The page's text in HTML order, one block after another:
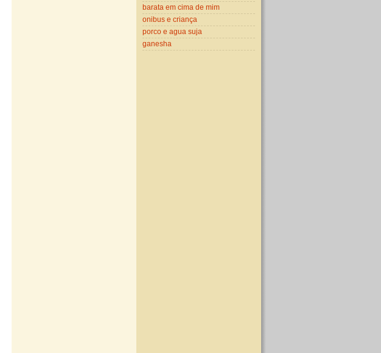
barata em cima de mim
onibus e criança
porco e agua suja
ganesha